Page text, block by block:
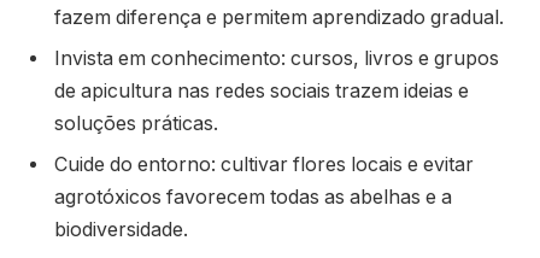
fazem diferença e permitem aprendizado gradual.
Invista em conhecimento: cursos, livros e grupos
de apicultura nas redes sociais trazem ideias e
soluções práticas.
Cuide do entorno: cultivar flores locais e evitar
agrotóxicos favorecem todas as abelhas e a
biodiversidade.